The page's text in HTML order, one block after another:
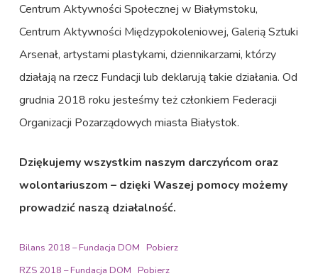
Centrum Aktywności Społecznej w Białymstoku,
Centrum Aktywności Międzypokoleniowej, Galerią Sztuki
Arsenał, artystami plastykami, dziennikarzami, którzy
działają na rzecz Fundacji lub deklarują takie działania. Od
grudnia 2018 roku jesteśmy też członkiem Federacji
Organizacji Pozarządowych miasta Białystok.
Dziękujemy wszystkim naszym darczyńcom oraz
wolontariuszom – dzięki Waszej pomocy możemy
prowadzić naszą działalność.
Bilans 2018 – Fundacja DOM
Pobierz
RZS 2018 – Fundacja DOM
Pobierz